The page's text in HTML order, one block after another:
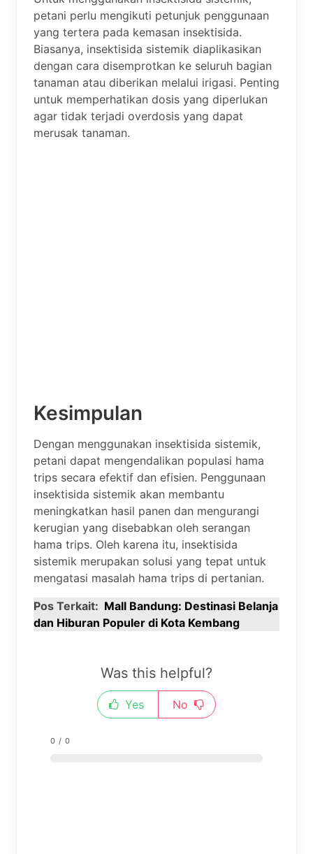
petani perlu mengikuti petunjuk penggunaan
yang tertera pada kemasan insektisida.
Biasanya, insektisida sistemik diaplikasikan
dengan cara disemprotkan ke seluruh bagian
tanaman atau diberikan melalui irigasi. Penting
untuk memperhatikan dosis yang diperlukan
agar tidak terjadi overdosis yang dapat
merusak tanaman.
Kesimpulan
Dengan menggunakan insektisida sistemik,
petani dapat mengendalikan populasi hama
trips secara efektif dan efisien. Penggunaan
insektisida sistemik akan membantu
meningkatkan hasil panen dan mengurangi
kerugian yang disebabkan oleh serangan
hama trips. Oleh karena itu, insektisida
sistemik merupakan solusi yang tepat untuk
mengatasi masalah hama trips di pertanian.
Pos Terkait: Mall Bandung: Destinasi Belanja
dan Hiburan Populer di Kota Kembang
Was this helpful?
Yes No
0 / 0